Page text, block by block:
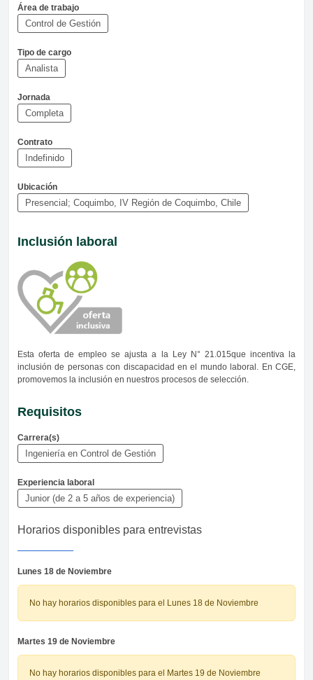
Área de trabajo
Control de Gestión
Tipo de cargo
Analista
Jornada
Completa
Contrato
Indefinido
Ubicación
Presencial; Coquimbo, IV Región de Coquimbo, Chile
Inclusión laboral
Esta oferta de empleo se ajusta a la Ley N° 21.015que incentiva la
inclusión de personas con discapacidad en el mundo laboral. En CGE,
promovemos la inclusión en nuestros procesos de selección.
Requisitos
Carrera(s)
Ingeniería en Control de Gestión
Experiencia laboral
Junior (de 2 a 5 años de experiencia)
Horarios disponibles para entrevistas
Lunes 18 de Noviembre
No hay horarios disponibles para el Lunes 18 de Noviembre
Martes 19 de Noviembre
No hay horarios disponibles para el Martes 19 de Noviembre